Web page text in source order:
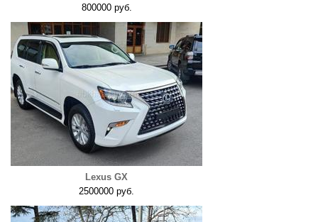
800000 руб.
Lexus GX
2500000 руб.